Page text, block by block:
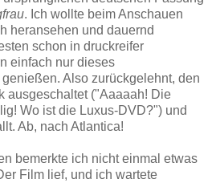
. Ich wollte beim Anschauen
heransehen und dauernd
schon in druckreifer
einfach nur dieses
Also zurückgelehnt, den
ausgeschaltet ("Aaaaah! Die
Wo ist die Luxus-DVD?") und
Ab, nach Atlantica!
bemerkte ich nicht einmal etwas
Film lief, und ich wartete